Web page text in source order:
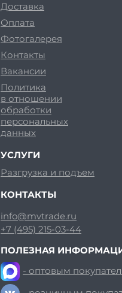
Доставка
Оплата
Фотогалерея
Контакты
Вакансии
Политика
в отношении
обработки
персональных
данных
УСЛУГИ
Разгрузка и подъем
КОНТАКТЫ
info@mvtrade.ru
+7 (495) 215-03-44
ПОЛЕЗНАЯ
- оптовым